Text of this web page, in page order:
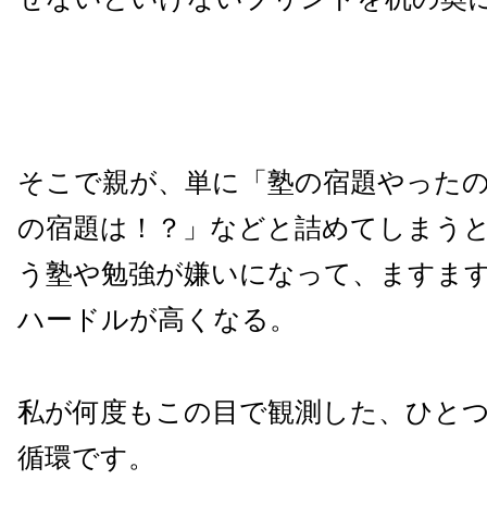
そこで親が、単に「塾の宿題やった
の宿題は！？」などと詰めてしまう
う塾や勉強が嫌いになって、ますま
ハードルが高くなる。
私が何度もこの目で観測した、ひと
循環です。